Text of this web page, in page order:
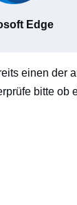
Edge
einen der
bitte ob